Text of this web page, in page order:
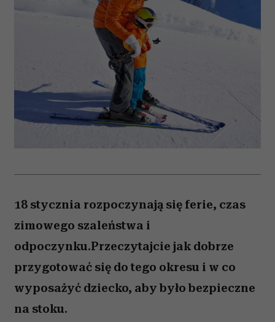
18 stycznia rozpoczynają się ferie, czas
zimowego szaleństwa i
odpoczynku.Przeczytajcie jak dobrze
przygotować się do tego okresu i w co
wyposażyć dziecko, aby było bezpieczne
na stoku.